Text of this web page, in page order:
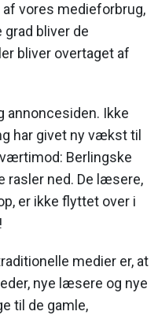
vores medieforbrug,
grad bliver de
bliver overtaget af
annoncesiden. Ikke
har givet ny vækst til
Berlingske
rasler ned. De læsere,
er ikke flyttet over i
medier er, at
nye læsere og nye
til de gamle,